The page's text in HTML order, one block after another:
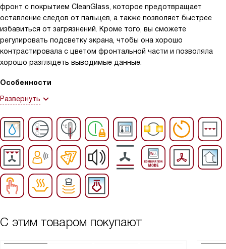
фронт с покрытием CleanGlass, которое предотвращает
оставление следов от пальцев, а также позволяет быстрее
избавиться от загрязнений. Кроме того, вы сможете
регулировать подсветку экрана, чтобы она хорошо
контрастировала с цветом фронтальной части и позволяла
хорошо разглядеть выводимые данные.
Особенности
Развернуть
С этим товаром покупают